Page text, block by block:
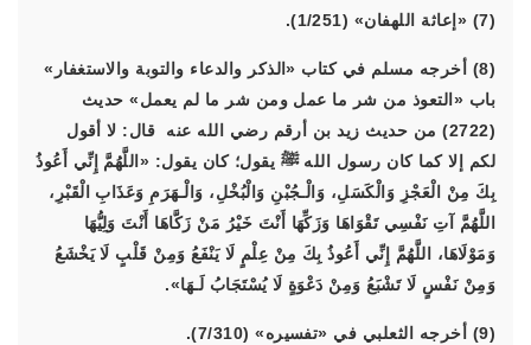
(7) «إعاثة اللهفان» (1/251).
(8) أخرجه مسلم في كتاب «الذكر والدعاء والتوبة والاستغفار»
باب «التعوذ من شر ما عمل ومن شر ما لم يعمل» حديث
(2722) من حديث زيد بن أرقم رضي الله عنه قال: لا أقول
لكم إلا كما كان رسول الله ﷺ يقول؛ كان يقول: «اللَّهُمَّ إِنِّي أَعُوذُ
بِكَ مِنْ الْعَجْزِ وَالْكَسَلِ، وَالْـجُبْنِ وَالْبُخْلِ، وَالْـهَرَمِ وَعَذَابِ الْقَبْرِ،
اللَّهُمَّ آتِ نَفْسِي تَقْوَاهَا وَزَكِّهَا أَنْتَ خَيْرُ مَنْ زَكَّاهَا أَنْتَ وَلِيُّهَا
وَمَوْلَاهَا، اللَّهُمَّ إِنِّي أَعُوذُ بِكَ مِنْ عِلْمٍ لَا يَنْفَعُ وَمِنْ قَلْبٍ لَا يَخْشَعُ
وَمِنْ نَفْسٍ لَا تَشْبَعُ وَمِنْ دَعْوَةٍ لَا يُسْتَجَابُ لَـهَا».
(9) أخرجه الثعلبي في «تفسيره» (7/310).